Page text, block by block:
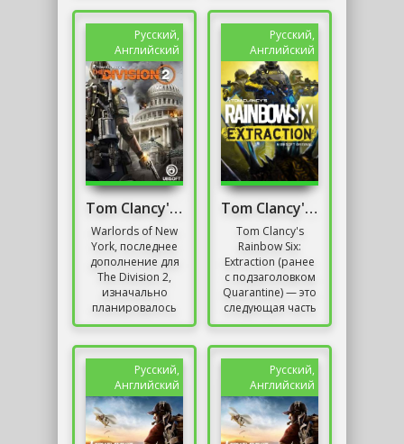
оперативник
имеет свои...
формата PvP и...
Русский,
Английский
Tom Clancy's The Division 2: Warlords of New York
Warlords of New
York, последнее
дополнение для
The Division 2,
изначально
планировалось
дебютировать
самого начала
было...
Русский,
Английский
Tom Clancy's Rainbow Six: Extraction Скачать
Tom Clancy's
Rainbow Six:
Extraction (ранее
с подзаголовком
Quarantine) — это
следующая часть
длинной серии,
формированию...
Русский,
Английский
Русский,
Английский